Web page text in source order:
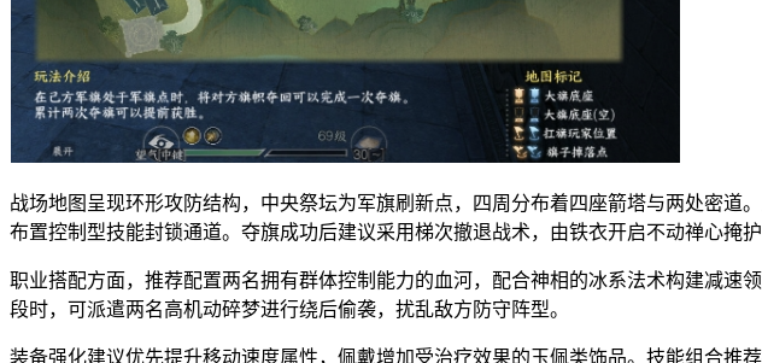
战场地图呈现环形攻防结构，中央祭坛为军旗刷新点，四周分布着四座箭塔与两处密
布置控制型技能封锁通道。夺旗成功后建议采用梯次撤退战术，由铁衣开启不动禅心掩护
职业搭配方面，推荐配置两名拥有群体控制能力的血河，配合神相的冰系法术构建减
段时，可派遣两名高机动碎梦进行绕后偷袭，扰乱敌方防守阵型。
装备强化建议优先提升移动速度属性，佩戴增加受治疗效果的玉佩类饰品。技能组合